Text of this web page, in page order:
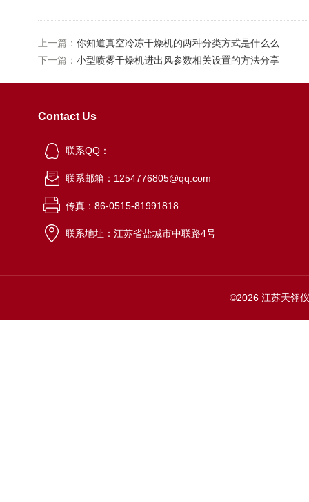
上一篇： 你知道真空冷冻干燥机的两种分类方式是什么么
下一篇： 小型喷雾干燥机进出风参数相关设置的方法分享
Contact Us
联系QQ：
联系邮箱：1254776805@qq.com
传真：86-0515-81991818
联系地址：江苏省盐城市中联路4号
©2026 江苏天翎